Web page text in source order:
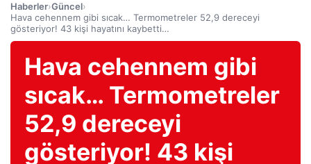
Haberler›Güncel›
Hava cehennem gibi sıcak… Termometreler 52,9 dereceyi
gösteriyor! 43 kişi hayatını kaybetti…
Hava cehennem gibi
sıcak… Termometreler
52,9 dereceyi
gösteriyor! 43 kişi